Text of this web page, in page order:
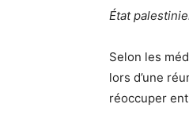
État
Selon les
lors d’une
réoccuper